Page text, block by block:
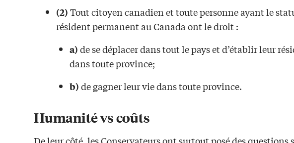
(2) Tout citoyen canadien et toute personne ayant le
résident permanent au Canada ont le droit :
a) de se déplacer dans tout le pays et d’établir leur
dans toute province;
b) de gagner leur vie dans toute province.
Humanité vs coûts